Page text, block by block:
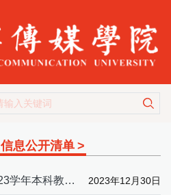
信息公开清单 >
辽宁传媒学院2022-2023学年本科教学质量报告 2023年12月30日